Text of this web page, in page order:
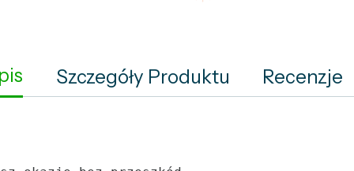
Szczegóły Produktu Recenzje